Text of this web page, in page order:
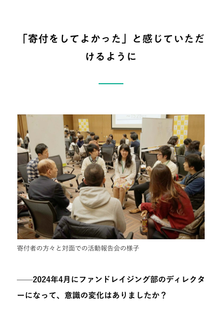
「寄付をしてよかった」と感じていただ
けるように
寄付者の方々と対面での活動報告会の様子
——2024年4月にファンドレイジング部のディレクタ
ーになって、意識の変化はありましたか？